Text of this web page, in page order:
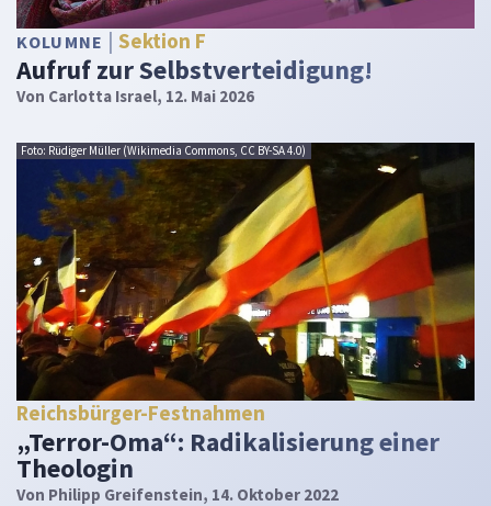
KOLUMNE Sektion F
Aufruf zur Selbstverteidigung!
Von Carlotta Israel, 12. Mai 2026
Foto: Rüdiger Müller (Wikimedia Commons, CC BY-SA 4.0)
Reichsbürger-Festnahmen
„Terror-Oma“: Radikalisierung einer
Theologin
Von Philipp Greifenstein, 14. Oktober 2022